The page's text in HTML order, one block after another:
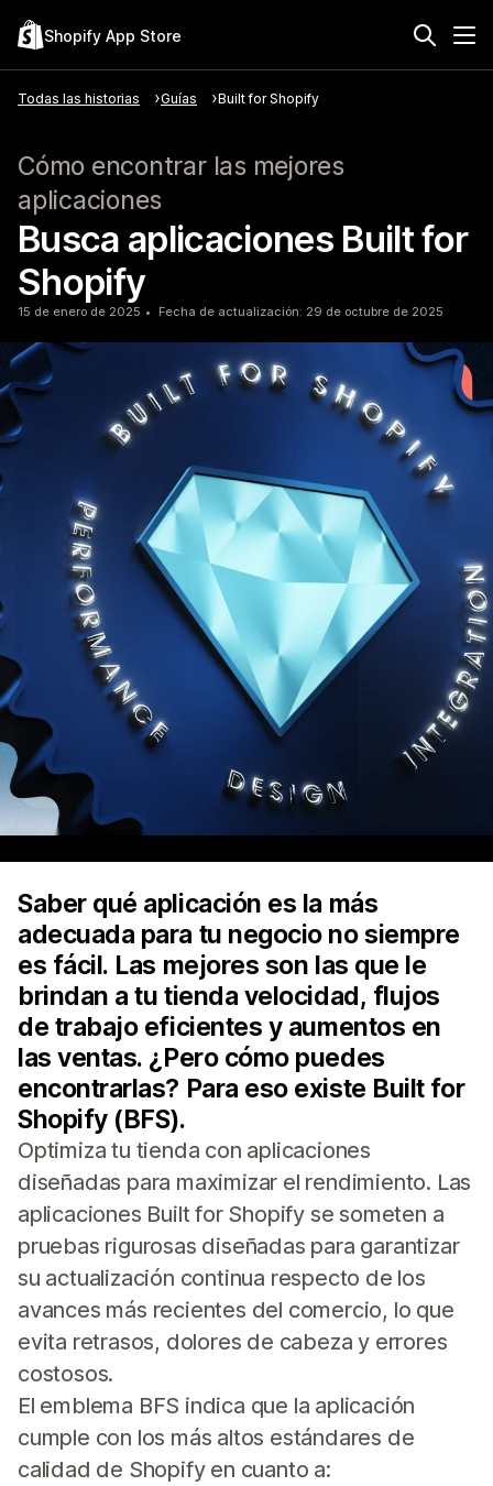
Shopify App Store
Todas las historias Guías Built for Shopify
Cómo encontrar las mejores
aplicaciones
Busca aplicaciones Built for
Shopify
15 de enero de 2025 Fecha de actualización: 29 de octubre de 2025
Saber qué aplicación es la más
adecuada para tu negocio no siempre
es fácil. Las mejores son las que le
brindan a tu tienda velocidad, flujos
de trabajo eficientes y aumentos en
las ventas. ¿Pero cómo puedes
encontrarlas? Para eso existe Built for
Shopify (BFS).
Optimiza tu tienda con aplicaciones
diseñadas para maximizar el rendimiento. Las
aplicaciones Built for Shopify se someten a
pruebas rigurosas diseñadas para garantizar
su actualización continua respecto de los
avances más recientes del comercio, lo que
evita retrasos, dolores de cabeza y errores
costosos.
El emblema BFS indica que la aplicación
cumple con los más altos estándares de
calidad de Shopify en cuanto a: